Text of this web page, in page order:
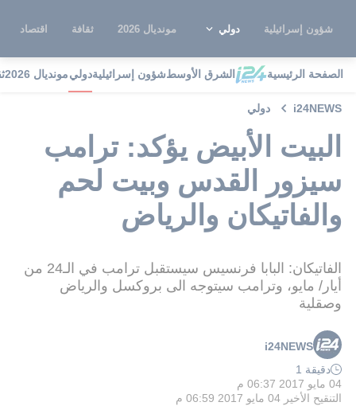
شؤون إسرائيلية دولي مونديال 2026 ثقافة اقتصاد
الصفحة الرئيسية الشرق الأوسطشؤون إسرائيليةدوليمونديال 2026
i24NEWS دولي
البيت الأبيض يؤكد: ترامب
سيزور القدس وبيت لحم
والفاتيكان والرياض
الفاتيكان: البابا فرنسيس سيستقبل ترامب في الـ24 من
أيار/ مايو، وترامب سيتوجه الى بروكسل والرياض
وصقلية
i24NEWS
دقيقة 1
04 مايو 2017 06:37 م
التنقيح الأخير 04 مايو 2017 06:59 م